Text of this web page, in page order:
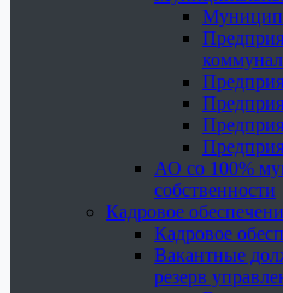
АО со 100%
собственности
Кадровое
Кадровое
Вакантные
резерв